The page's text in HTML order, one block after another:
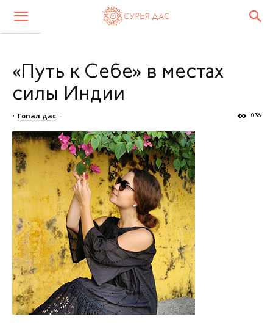
«Путь к Себе» в местах
силы Индии
• Гопал дас - 1036